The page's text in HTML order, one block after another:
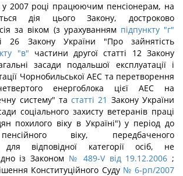
2007 році працюючим пенсіонерам, на
дія цього Закону, достроково
за віком (з урахуванням підпункту "г"
26 Закону України "Про зайнятість
"в" частини другої статті 12 Закону
засади подальшої експлуатації і
Чорнобильської АЕС та перетворення
енергоблока цієї АЕС на
систему" тастатті 21 Закону України
соціального захисту ветеранів праці
похилого віку в Україні") у період до
віку, передбаченого
для відповідної категорії осіб, не
із Законом № 489-V від 19.12.2006 ;
Конституційного Суду № 6-рп/2007